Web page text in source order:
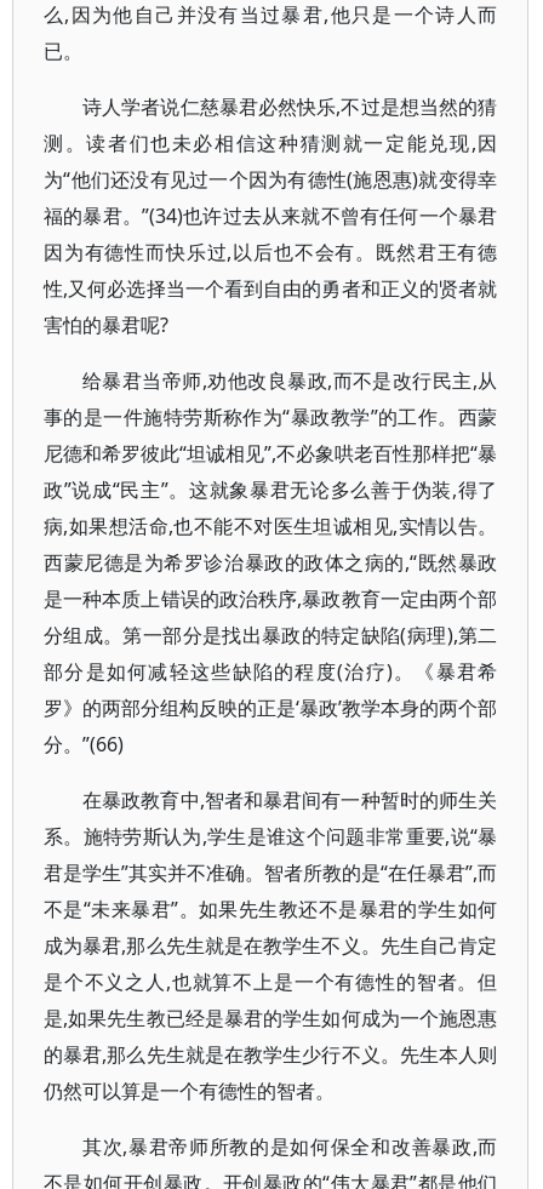
么,因为他自己并没有当过暴君,他只是一个诗人而
已。
诗人学者说仁慈暴君必然快乐,不过是想当然的猜
测。读者们也未必相信这种猜测就一定能兑现,因
为“他们还没有见过一个因为有德性(施恩惠)就变得幸
福的暴君。”(34)也许过去从来就不曾有任何一个暴君
因为有德性而快乐过,以后也不会有。既然君王有德
性,又何必选择当一个看到自由的勇者和正义的贤者就
害怕的暴君呢?
给暴君当帝师,劝他改良暴政,而不是改行民主,从
事的是一件施特劳斯称作为“暴政教学”的工作。西蒙
尼德和希罗彼此“坦诚相见”,不必象哄老百性那样把“暴
政”说成“民主”。这就象暴君无论多么善于伪装,得了
病,如果想活命,也不能不对医生坦诚相见,实情以告。
西蒙尼德是为希罗诊治暴政的政体之病的,“既然暴政
是一种本质上错误的政治秩序,暴政教育一定由两个部
分组成。第一部分是找出暴政的特定缺陷(病理),第二
部分是如何减轻这些缺陷的程度(治疗)。《暴君希
罗》的两部分组构反映的正是‘暴政’教学本身的两个部
分。”(66)
在暴政教育中,智者和暴君间有一种暂时的师生关
系。施特劳斯认为,学生是谁这个问题非常重要,说“暴
君是学生”其实并不准确。智者所教的是“在任暴君”,而
不是“未来暴君”。如果先生教还不是暴君的学生如何
成为暴君,那么先生就是在教学生不义。先生自己肯定
是个不义之人,也就算不上是一个有德性的智者。但
是,如果先生教已经是暴君的学生如何成为一个施恩惠
的暴君,那么先生就是在教学生少行不义。先生本人则
仍然可以算是一个有德性的智者。
其次,暴君帝师所教的是如何保全和改善暴政,而
不是如何开创暴政。开创暴政的“伟大暴君”都是他们